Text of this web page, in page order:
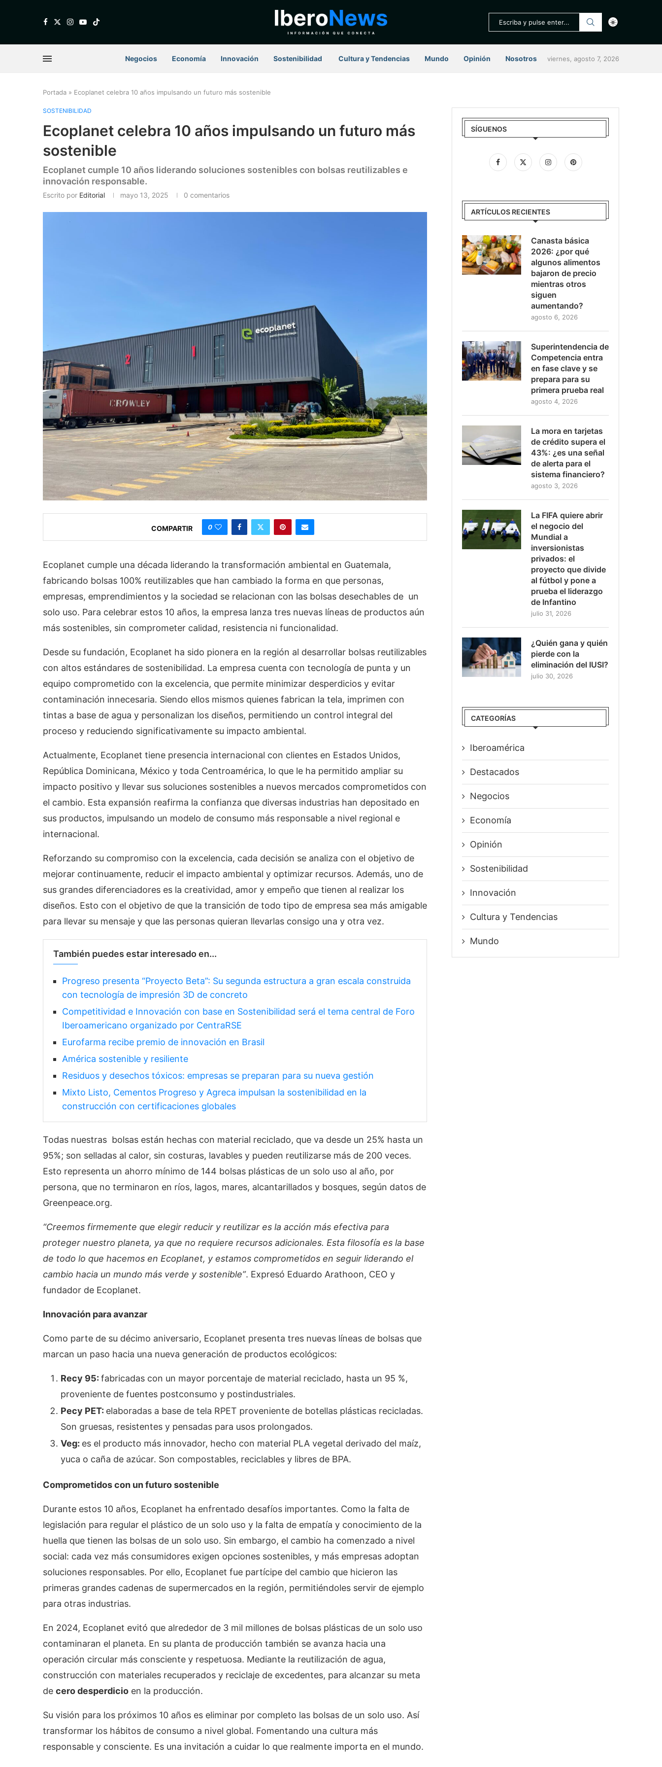
Negocios Economía Innovación Sostenibilidad ⁠ Cultura y Tendencias Mundo Opinión Nosotros viernes, agosto 7, 2026
Portada » Ecoplanet celebra 10 años impulsando un futuro más sostenible
SOSTENIBILIDAD
Ecoplanet celebra 10 años impulsando un futuro más
sostenible
Ecoplanet cumple 10 años liderando soluciones sostenibles con bolsas reutilizables e
innovación responsable.
Escrito por Editorial mayo 13, 2025 0 comentarios
COMPARTIR 0
Ecoplanet cumple una década liderando la transformación ambiental en Guatemala,
fabricando bolsas 100% reutilizables que han cambiado la forma en que personas,
empresas, emprendimientos y la sociedad se relacionan con las bolsas desechables de un
solo uso. Para celebrar estos 10 años, la empresa lanza tres nuevas líneas de productos aún
más sostenibles, sin comprometer calidad, resistencia ni funcionalidad.
Desde su fundación, Ecoplanet ha sido pionera en la región al desarrollar bolsas reutilizables
con altos estándares de sostenibilidad. La empresa cuenta con tecnología de punta y un
equipo comprometido con la excelencia, que permite minimizar desperdicios y evitar
contaminación innecesaria. Siendo ellos mismos quienes fabrican la tela, imprimen con
tintas a base de agua y personalizan los diseños, permitiendo un control integral del
proceso y reduciendo significativamente su impacto ambiental.
Actualmente, Ecoplanet tiene presencia internacional con clientes en Estados Unidos,
República Dominicana, México y toda Centroamérica, lo que le ha permitido ampliar su
impacto positivo y llevar sus soluciones sostenibles a nuevos mercados comprometidos con
el cambio. Esta expansión reafirma la confianza que diversas industrias han depositado en
sus productos, impulsando un modelo de consumo más responsable a nivel regional e
internacional.
Reforzando su compromiso con la excelencia, cada decisión se analiza con el objetivo de
mejorar continuamente, reducir el impacto ambiental y optimizar recursos. Además, uno de
sus grandes diferenciadores es la creatividad, amor y empeño que tienen al realizar los
diseños. Esto con el objetivo de que la transición de todo tipo de empresa sea más amigable
para llevar su mensaje y que las personas quieran llevarlas consigo una y otra vez.
También puedes estar interesado en...
Progreso presenta “Proyecto Beta”: Su segunda estructura a gran escala construida
con tecnología de impresión 3D de concreto
Competitividad e Innovación con base en Sostenibilidad será el tema central de Foro
Iberoamericano organizado por CentraRSE
Eurofarma recibe premio de innovación en Brasil
América sostenible y resiliente
Residuos y desechos tóxicos: empresas se preparan para su nueva gestión
Mixto Listo, Cementos Progreso y Agreca impulsan la sostenibilidad en la
construcción con certificaciones globales
Todas nuestras bolsas están hechas con material reciclado, que va desde un 25% hasta un
95%; son selladas al calor, sin costuras, lavables y pueden reutilizarse más de 200 veces.
Esto representa un ahorro mínimo de 144 bolsas plásticas de un solo uso al año, por
persona, que no terminaron en ríos, lagos, mares, alcantarillados y bosques, según datos de
Greenpeace.org.
“Creemos firmemente que elegir reducir y reutilizar es la acción más efectiva para
proteger nuestro planeta, ya que no requiere recursos adicionales. Esta filosofía es la base
de todo lo que hacemos en Ecoplanet, y estamos comprometidos en seguir liderando el
cambio hacia un mundo más verde y sostenible”. Expresó Eduardo Arathoon, CEO y
fundador de Ecoplanet.
Innovación para avanzar
Como parte de su décimo aniversario, Ecoplanet presenta tres nuevas líneas de bolsas que
marcan un paso hacia una nueva generación de productos ecológicos:
Recy 95: fabricadas con un mayor porcentaje de material reciclado, hasta un 95 %,
proveniente de fuentes postconsumo y postindustriales.
Pecy PET: elaboradas a base de tela RPET proveniente de botellas plásticas recicladas.
Son gruesas, resistentes y pensadas para usos prolongados.
Veg: es el producto más innovador, hecho con material PLA vegetal derivado del maíz,
yuca o caña de azúcar. Son compostables, reciclables y libres de BPA.
Comprometidos con un futuro sostenible
Durante estos 10 años, Ecoplanet ha enfrentado desafíos importantes. Como la falta de
legislación para regular el plástico de un solo uso y la falta de empatía y conocimiento de la
huella que tienen las bolsas de un solo uso. Sin embargo, el cambio ha comenzado a nivel
social: cada vez más consumidores exigen opciones sostenibles, y más empresas adoptan
soluciones responsables. Por ello, Ecoplanet fue partícipe del cambio que hicieron las
primeras grandes cadenas de supermercados en la región, permitiéndoles servir de ejemplo
para otras industrias.
En 2024, Ecoplanet evitó que alrededor de 3 mil millones de bolsas plásticas de un solo uso
contaminaran el planeta. En su planta de producción también se avanza hacia una
operación circular más consciente y respetuosa. Mediante la reutilización de agua,
construcción con materiales recuperados y reciclaje de excedentes, para alcanzar su meta
de cero desperdicio en la producción.
Su visión para los próximos 10 años es eliminar por completo las bolsas de un solo uso. Así
transformar los hábitos de consumo a nivel global. Fomentando una cultura más
responsable y consciente. Es una invitación a cuidar lo que realmente importa en el mundo.
SÍGUENOS
ARTÍCULOS RECIENTES
Canasta básica
2026: ¿por qué
algunos alimentos
bajaron de precio
mientras otros
siguen
aumentando?
agosto 6, 2026
Superintendencia de
Competencia entra
en fase clave y se
prepara para su
primera prueba real
agosto 4, 2026
La mora en tarjetas
de crédito supera el
43%: ¿es una señal
de alerta para el
sistema financiero?
agosto 3, 2026
La FIFA quiere abrir
el negocio del
Mundial a
inversionistas
privados: el
proyecto que divide
al fútbol y pone a
prueba el liderazgo
de Infantino
julio 31, 2026
¿Quién gana y quién
pierde con la
eliminación del IUSI?
julio 30, 2026
CATEGORÍAS
Iberoamérica
Destacados
Negocios
Economía
Opinión
Sostenibilidad
Innovación
⁠Cultura y Tendencias
Mundo